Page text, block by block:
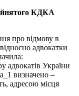
КДКА
про відмову в
адвокатки
адвокатів України
визначено –
адресою місця